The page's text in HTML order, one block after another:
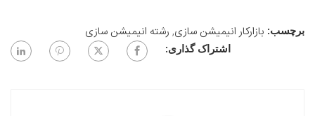
برچسب: بازارکار انیمیشن سازی, رشته انیمیشن سازی
اشتراک گذاری: